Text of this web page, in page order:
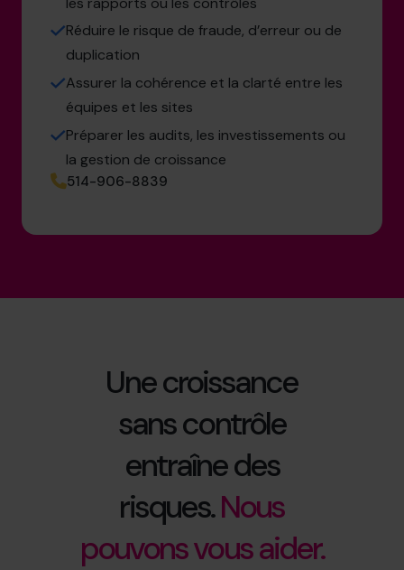
Réduire le risque de fraude, d’erreur ou de
duplication
Assurer la cohérence et la clarté entre les
équipes et les sites
Préparer les audits, les investissements ou
la gestion de croissance
514-906-8839
Une croissance
sans contrôle
entraîne des
risques.Nous
pouvons vous aider.